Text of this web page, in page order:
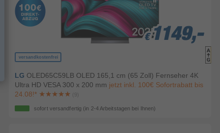
versandkostenfrei
€ 1149,-
€ 1149,-
€ 1149,-
LG OLED65C59LB OLED 165,1 cm (65 Zoll) Fernseher 4K
Ultra HD VESA 300 x 200 mm jetzt inkl. 100€ Sofortrabatt bis
24.08!*
(9)
sofort versandfertig (in 2-4 Arbeitstagen bei Ihnen)